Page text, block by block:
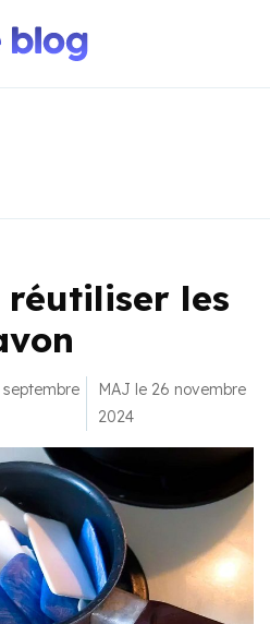
réutiliser les
septembre
MAJ le 26 novembre
2024